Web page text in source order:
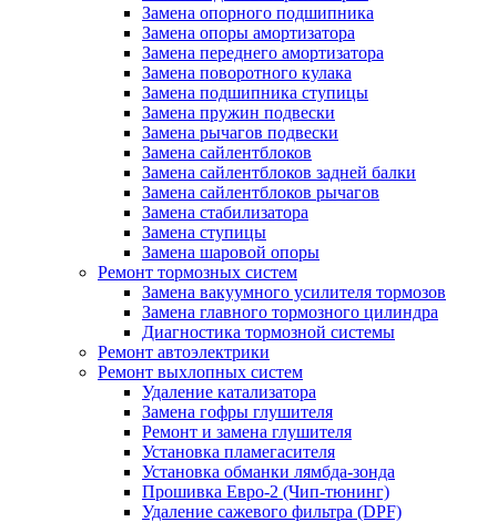
Замена опорного подшипника
Замена опоры амортизатора
Замена переднего амортизатора
Замена поворотного кулака
Замена подшипника ступицы
Замена пружин подвески
Замена рычагов подвески
Замена сайлентблоков
Замена сайлентблоков задней балки
Замена сайлентблоков рычагов
Замена стабилизатора
Замена ступицы
Замена шаровой опоры
Ремонт тормозных систем
Замена вакуумного усилителя тормозов
Замена главного тормозного цилиндра
Диагностика тормозной системы
Ремонт автоэлектрики
Ремонт выхлопных систем
Удаление катализатора
Замена гофры глушителя
Ремонт и замена глушителя
Установка пламегасителя
Установка обманки лямбда-зонда
Прошивка Евро-2 (Чип-тюнинг)
Удаление сажевого фильтра (DPF)